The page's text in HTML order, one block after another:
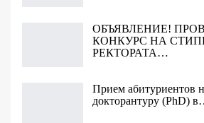
ОБЪЯВЛЕНИЕ!
КОНКУРС НА
РЕКТОРАТА…
Прием абитуриентов
докторантуру (PhD)